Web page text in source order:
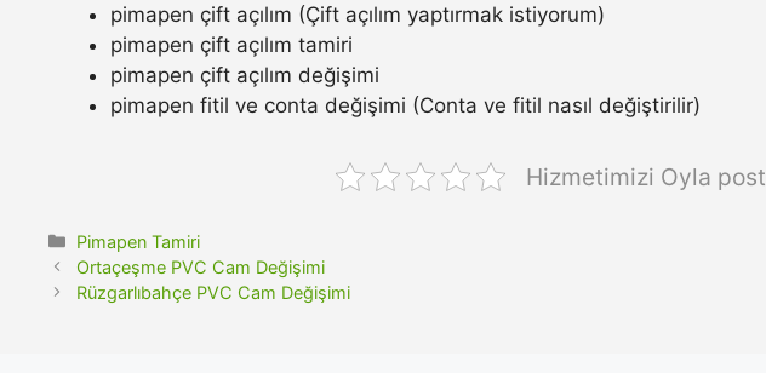
pimapen çift açılım (Çift açılım yaptırmak istiyorum)
pimapen çift açılım tamiri
pimapen çift açılım değişimi
pimapen fitil ve conta değişimi (Conta ve fitil nasıl değiştirilir)
Hizmetimizi Oyla post
Kategoriler
Pimapen Tamiri
Ortaçeşme PVC Cam Değişimi
Rüzgarlıbahçe PVC Cam Değişimi